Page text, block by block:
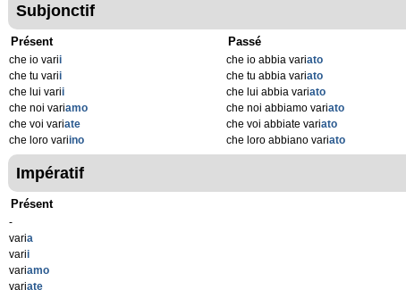
Subjonctif
Présent
che io varii
che tu varii
che lui varii
che noi variamo
che voi variate
che loro variino
Passé
che io abbia variato
che tu abbia variato
che lui abbia variato
che noi abbiamo variato
che voi abbiate variato
che loro abbiano variato
Impératif
Présent
-
varia
varii
variamo
variate